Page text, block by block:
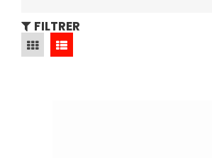
FILTRER